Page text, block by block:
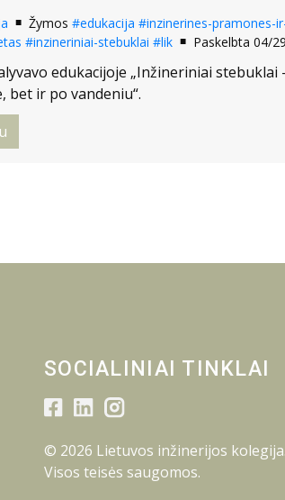
Žymos #edukacija #inzinerines-pramones-
#inzineriniai-stebuklai #lik Paskelbta 04/
edukacijoje „Inžineriniai stebuklai
bet ir po vandeniu“.
SOCIALINIAI TINKLAI
© 2026 Lietuvos inžinerijos kolegija.
Visos teisės saugomos.